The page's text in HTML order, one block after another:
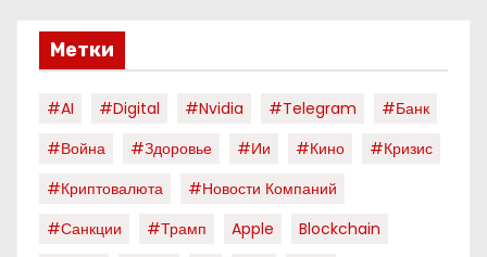
Метки
#AI #digital #nvidia #telegram
#банк
#война
#здоровье #ии #кино
#кризис
#криптовалюта
#новости Компаний
#санкции
#трамп Apple
Blockchain